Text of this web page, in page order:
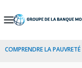
Skip
Navigation
COMPRENDRE LA PAUVRETÉ